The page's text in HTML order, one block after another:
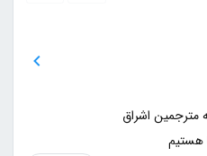
هستیم